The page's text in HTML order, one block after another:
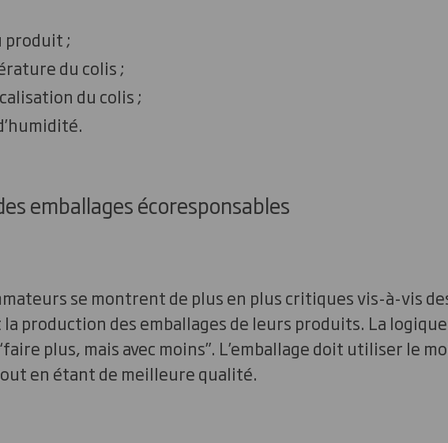
produit ;
du colis ;
du colis ;
emballages écoresponsables
se montrent de plus en plus critiques vis-à-vis
production des emballages de leurs produits. La
plus, mais avec moins”. L’emballage doit utiliser le
en étant de meilleure qualité.